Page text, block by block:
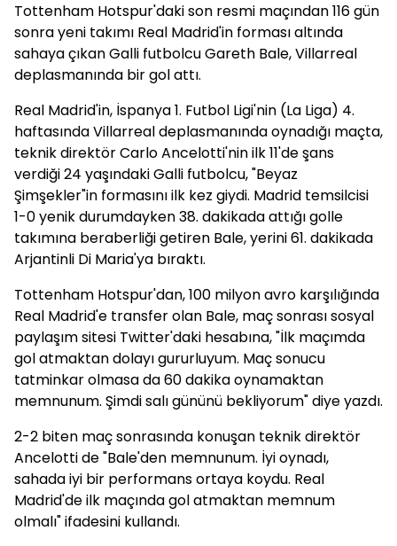
Tottenham Hotspur'daki son resmi maçından 116 gün
sonra yeni takımı Real Madrid'in forması altında
sahaya çıkan Galli futbolcu Gareth Bale, Villarreal
deplasmanında bir gol attı.
Real Madrid'in, İspanya 1. Futbol Ligi'nin (La Liga) 4.
haftasında Villarreal deplasmanında oynadığı maçta,
teknik direktör Carlo Ancelotti'nin ilk 11'de şans
verdiği 24 yaşındaki Galli futbolcu, "Beyaz
Şimşekler"in formasını ilk kez giydi. Madrid temsilcisi
1-0 yenik durumdayken 38. dakikada attığı golle
takımına beraberliği getiren Bale, yerini 61. dakikada
Arjantinli Di Maria'ya bıraktı.
Tottenham Hotspur'dan, 100 milyon avro karşılığında
Real Madrid'e transfer olan Bale, maç sonrası sosyal
paylaşım sitesi Twitter'daki hesabına, "İlk maçımda
gol atmaktan dolayı gururluyum. Maç sonucu
tatminkar olmasa da 60 dakika oynamaktan
memnunum. Şimdi salı gününü bekliyorum" diye yazdı.
2-2 biten maç sonrasında konuşan teknik direktör
Ancelotti de "Bale'den memnunum. İyi oynadı,
sahada iyi bir performans ortaya koydu. Real
Madrid'de ilk maçında gol atmaktan memnum
olmalı" ifadesini kullandı.